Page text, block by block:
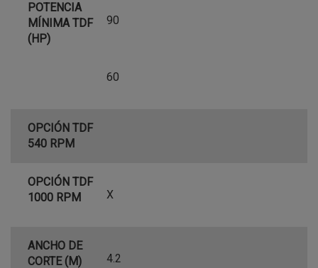
POTENCIA
MÍNIMA TDF
(HP)
90
60
OPCIÓN TDF
540 RPM
OPCIÓN TDF
1000 RPM
X
ANCHO DE
CORTE (M)
4.2